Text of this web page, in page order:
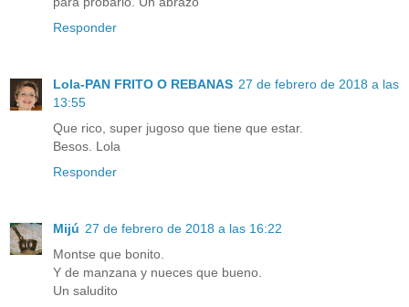
Responder
Lola-PAN FRITO O REBANAS 27 de febrero de 2018 a las
13:55
Que rico, super jugoso que tiene que estar.
Besos. Lola
Responder
Mijú 27 de febrero de 2018 a las 16:22
Montse que bonito.
Y de manzana y nueces que bueno.
Un saludito